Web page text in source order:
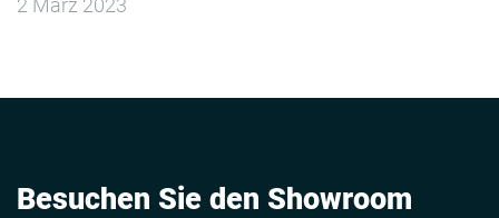
2 März 2023
Besuchen Sie den Showroom